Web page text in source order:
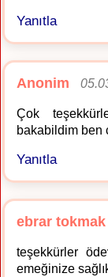
Yanıtla
Anonim
Çok
bakabildim ben
Yanıtla
ebrar tokmak
teşekkürler
emeğinize